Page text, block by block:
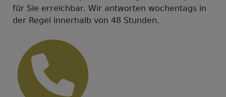
für Sie erreichbar. Wir antworten wochentags in
der Regel innerhalb von 48 Stunden.